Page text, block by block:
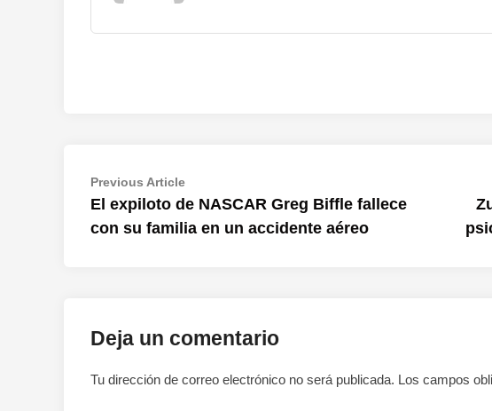
Navegación
de
entradas
Previous ArticlePrevious
article:
El expiloto de NASCAR Greg Biffle fallece
con su familia en un accidente aéreo
Deja un comentario
Tu dirección de correo electrónico no será publicada. Los campos